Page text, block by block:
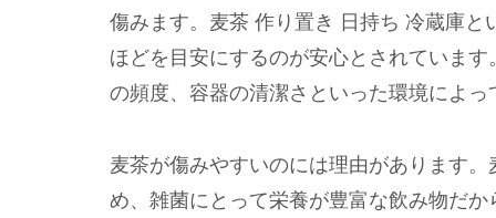
傷みます。麦茶 作り置き 日持ち 冷蔵庫
ほどを目安にするのが安心とされていま
の頻度、容器の清潔さといった環境によっ
麦茶が傷みやすいのには理由があります
め、雑菌にとって栄養が豊富な飲み物だ